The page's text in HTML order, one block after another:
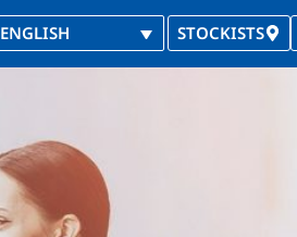
ENGLISH STOCKISTS